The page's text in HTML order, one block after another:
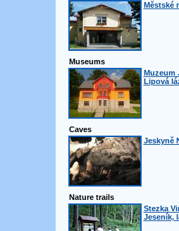
Městské
Museums
Muzeum
Lipová
Caves
Jeskyně
Nature trails
Stezka
Jeseník,